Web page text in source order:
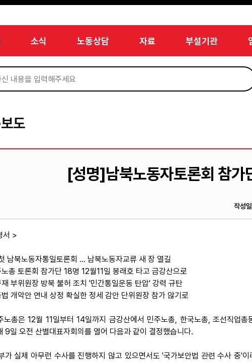
소식 노동상담 자료 부설기관
도
[성명]남북노동자토론회 참가
작성일
서 >
남북노동자통일토론회 … 남북노동자교류 새 장 열길
총 토론회 참가단 18명 12월11일 봉래호 타고 금강산으로
부위원장 방북 불허 조치 '민간통일운동 탄압' 강력 규탄
개악안 연내 상정 확실한 정세 감안 단위원장 참가 않기로
노총은 12월 11일부터 14일까지 금강산에서 민주노총, 한국노총, 조선직업
9일 오전 산별대표자회의를 열어 다음과 같이 결정했습니다.
가 실제 아무런 수사를 진행하지 않고 있으면서도 '국가보안법 관련 수사 중'